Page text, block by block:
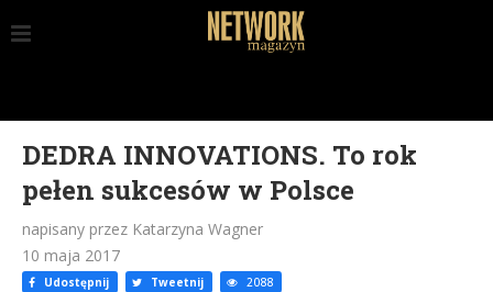
DEDRA INNOVATIONS. To rok
pełen sukcesów w Polsce
napisany przez Katarzyna Wagner
10 maja 2017
Udostępnij Tweetnij 2088